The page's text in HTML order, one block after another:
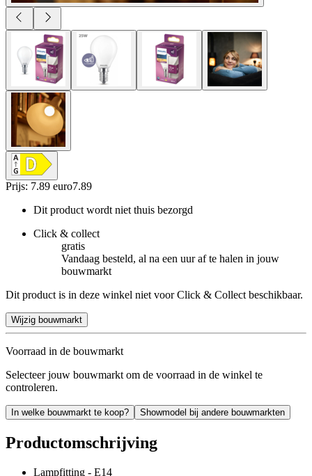
Prijs: 7.89 euro7.89
Dit product wordt niet thuis bezorgd
Click & collect
gratis
Vandaag besteld, al na een uur af te halen in jouw
bouwmarkt
Dit product is in deze winkel niet voor Click & Collect beschikbaar.
Wijzig bouwmarkt
Voorraad in de bouwmarkt
Selecteer jouw bouwmarkt om de voorraad in de winkel te
controleren.
In welke bouwmarkt te koop? Showmodel bij andere bouwmarkten
Productomschrijving
Lampfitting - E14